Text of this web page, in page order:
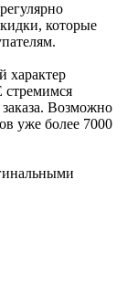
которые
характер
стремимся
Возможно
уже более 7000